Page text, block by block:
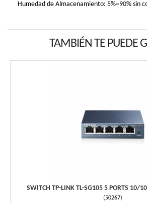
Humedad de Almacenamiento: 5%~90% sin
TAMBIÉN TE PUEDE
SWITCH TP-LINK TL-SG105 5 PORTS 10/
(50267)